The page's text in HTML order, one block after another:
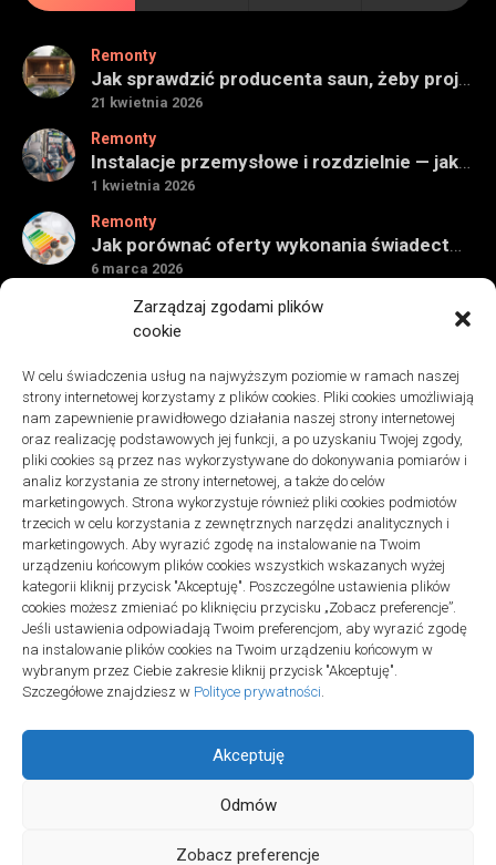
Zarządzaj zgodami plików
cookie
W celu świadczenia usług na najwyższym poziomie w ramach naszej
strony internetowej korzystamy z plików cookies. Pliki cookies umożliwiają
nam zapewnienie prawidłowego działania naszej strony internetowej
oraz realizację podstawowych jej funkcji, a po uzyskaniu Twojej zgody,
pliki cookies są przez nas wykorzystywane do dokonywania pomiarów i
analiz korzystania ze strony internetowej, a także do celów
marketingowych. Strona wykorzystuje również pliki cookies podmiotów
trzecich w celu korzystania z zewnętrznych narzędzi analitycznych i
marketingowych. Aby wyrazić zgodę na instalowanie na Twoim
urządzeniu końcowym plików cookies wszystkich wskazanych wyżej
kategorii kliknij przycisk "Akceptuję". Poszczególne ustawienia plików
cookies możesz zmieniać po kliknięciu przycisku „Zobacz preferencje”.
Jeśli ustawienia odpowiadają Twoim preferencjom, aby wyrazić zgodę
na instalowanie plików cookies na Twoim urządzeniu końcowym w
wybranym przez Ciebie zakresie kliknij przycisk "Akceptuję".
Szczegółowe znajdziesz w Polityce prywatności.
Akceptuję
Odmów
Zobacz preferencje
Remonty
Jak sprawdzić producenta saun, żeby projekt miał sens na lata
21 kwietnia 2026
Remonty
Instalacje przemysłowe i rozdzielnie — jak ocenić wykonawcę do obiektu technicznego
1 kwietnia 2026
Remonty
Jak porównać oferty wykonania świadectwa energetycznego bez wpadek
6 marca 2026
Remonty
Znaczenie detali montażowych w codziennej pracy technicznej
Remonty
Podłogi winylowe – jakie mają zalety w porównaniu z drewnianymi
2 listopada 2025
Polityka plików cookies (EU)|Polityka prywatności